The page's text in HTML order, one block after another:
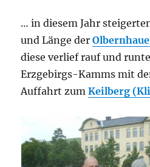
… in diesem Jahr
und Länge der
diese verlief rauf und
Erzgebirgs-Kamms mit
Auffahrt zumKeilberg